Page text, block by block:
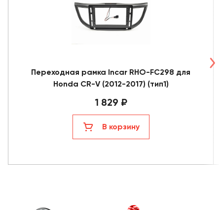
Переходная рамка Incar RHO-FC298 для
Honda CR-V (2012-2017) (тип1)
1 829 ₽
В корзину